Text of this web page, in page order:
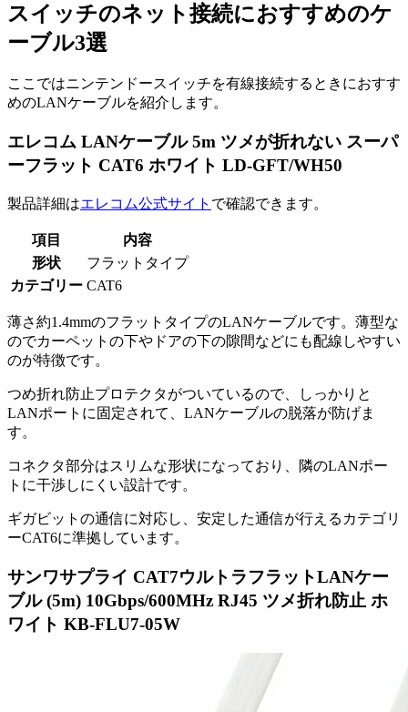
スイッチのネット接続におすすめのケ
ーブル3選
ここではニンテンドースイッチを有線接続するときにおすす
めのLANケーブルを紹介します。
エレコム LANケーブル 5m ツメが折れない スーパ
ーフラット CAT6 ホワイト LD-GFT/WH50
製品詳細はエレコム公式サイト で確認できます。
項目
内容
形状
フラットタイプ
カテゴリー CAT6
薄さ約1.4mmのフラットタイプのLANケーブルです。薄型な
のでカーペットの下やドアの下の隙間などにも配線しやすい
のが特徴です。
つめ折れ防止プロテクタがついているので、しっかりと
LANポートに固定されて、LANケーブルの脱落が防げま
す。
コネクタ部分はスリムな形状になっており、隣のLANポー
トに干渉しにくい設計です。
ギガビットの通信に対応し、安定した通信が行えるカテゴリ
ーCAT6に準拠しています。
サンワサプライ CAT7ウルトラフラットLANケー
ブル (5m) 10Gbps/600MHz RJ45 ツメ折れ防止 ホ
ワイト KB-FLU7-05W